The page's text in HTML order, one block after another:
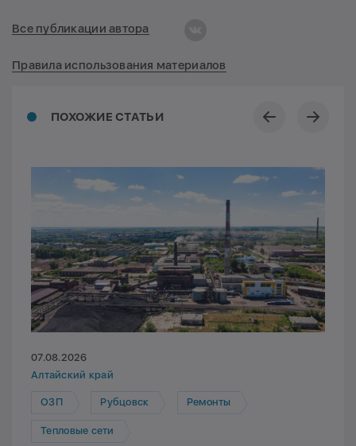
ПОХОЖИЕ СТАТЬИ
07.08.2026
Алтайский край
ОЗП Рубцовск Ремонты
Тепловые сети
Все публикации автора
Правила использования материалов